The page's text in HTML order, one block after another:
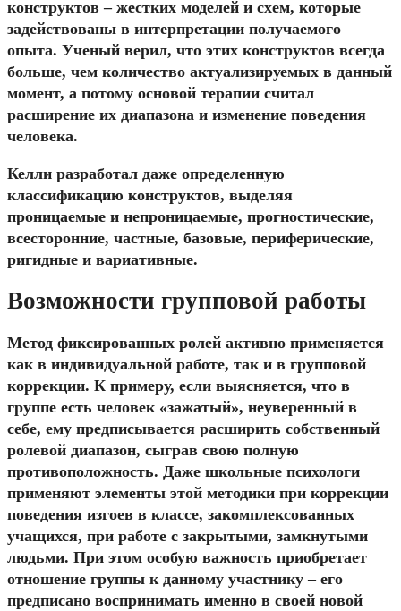
конструктов – жестких моделей и схем, которые
задействованы в интерпретации получаемого
опыта. Ученый верил, что этих конструктов всегда
больше, чем количество актуализируемых в данный
момент, а потому основой терапии считал
расширение их диапазона и изменение поведения
человека.
Келли разработал даже определенную
классификацию конструктов, выделяя
проницаемые и непроницаемые, прогностические,
всесторонние, частные, базовые, периферические,
ригидные и вариативные.
Возможности групповой работы
Метод фиксированных ролей активно применяется
как в индивидуальной работе, так и в групповой
коррекции. К примеру, если выясняется, что в
группе есть человек «зажатый», неуверенный в
себе, ему предписывается расширить собственный
ролевой диапазон, сыграв свою полную
противоположность. Даже школьные психологи
применяют элементы этой методики при коррекции
поведения изгоев в классе, закомплексованных
учащихся, при работе с закрытыми, замкнутыми
людьми. При этом особую важность приобретает
отношение группы к данному участнику – его
предписано воспринимать именно в своей новой